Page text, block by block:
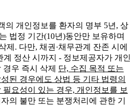
의 개인정보를 환자의 명부 5년, 상
법정 기간(10년)동안만 보유하며
제. 다만, 채권·채무관계 잔존 시에
계 정산 시까지 - 정보제공자가 개인
우 즉시 삭제 단, 수집 목적 또는
된 경우에도 상법 등 기타 법령의
요성이 있는 경우, 개인정보를 보
의 불만 또는 분쟁처리에 관한 기